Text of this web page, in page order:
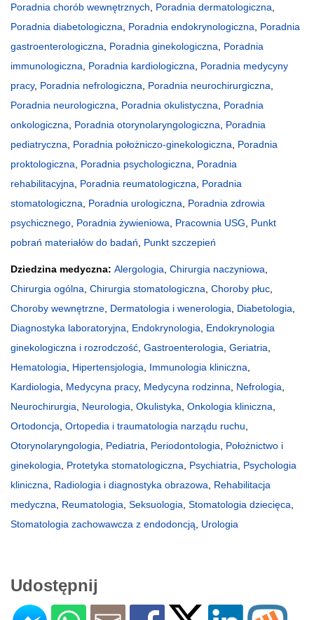
Poradnia chorób wewnętrznych Poradnia dermatologiczna
Poradnia diabetologiczna
Poradnia endokrynologiczna
Poradnia
gastroenterologiczna
Poradnia ginekologiczna
Poradnia
immunologiczna
Poradnia kardiologiczna
Poradnia medycyny
pracy, Poradnia nefrologiczna Poradnia neurochirurgiczna
Poradnia neurologiczna
Poradnia okulistyczna
Poradnia
onkologiczna
Poradnia otorynolaryngologiczna
Poradnia
pediatryczna
Poradnia położniczo-ginekologiczna
Poradnia
proktologiczna
Poradnia psychologiczna
Poradnia
rehabilitacyjna
Poradnia reumatologiczna
Poradnia
stomatologiczna
Poradnia urologiczna
Poradnia zdrowia
psychicznego Poradnia żywieniowa Pracownia USG
Punkt
pobrań materiałów do badań
Punkt szczepień
Dziedzina medyczna: Alergologia Chirurgia naczyniowa
Chirurgia ogólna Chirurgia stomatologiczna Choroby płuc
Choroby wewnętrzne Dermatologia i wenerologia Diabetologia
Diagnostyka laboratoryjna
Endokrynologia
Endokrynologia
ginekologiczna i rozrodczość Gastroenterologia Geriatria
Hematologia
Hipertensjologia Immunologia kliniczna
Kardiologia
Medycyna pracy, Medycyna rodzinna Nefrologia
Neurochirurgia
Neurologia Okulistyka Onkologia kliniczna
Ortodoncja Ortopedia i traumatologia narządu ruchu
Otorynolaryngologia
Pediatria Periodontologia
Położnictwo i
ginekologia
Protetyka stomatologiczna Psychiatria
Psychologia
kliniczna
Radiologia i diagnostyka obrazowa
Rehabilitacja
medyczna
Reumatologia Seksuologia Stomatologia dziecięca
Stomatologia zachowawcza z endodoncją
Urologia
Udostępnij